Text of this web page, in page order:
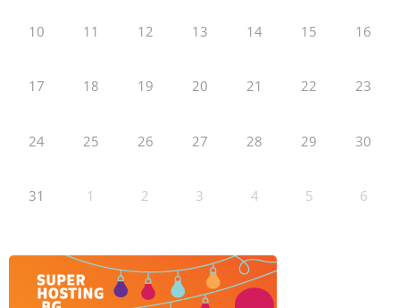
10 11 12 13 14 15 16
17 18 19 20 21 22 23
24 25 26 27 28 29 30
31 1 2 3 4 5 6